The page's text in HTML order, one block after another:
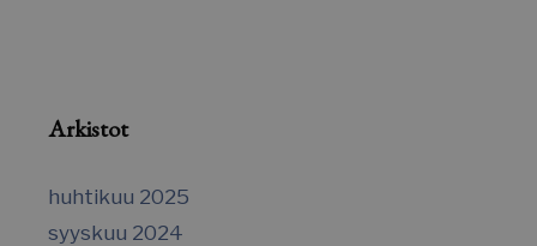
Arkistot
huhtikuu 2025
syyskuu 2024
__cf_bm